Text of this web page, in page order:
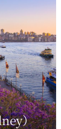
）